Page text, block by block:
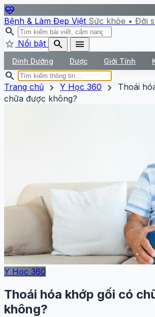
ecg_heart
Bệnh & Làm Đẹp Việt Sức khỏe • Đời
search
star Nổi bật search menu
Dinh Dưỡng Dược Giới Tính
search
Trang chủ chevron_right Y Học 360 chevron_right
Thoái
chữa được không?
Y Học 360
Thoái hóa khớp gối có
không?